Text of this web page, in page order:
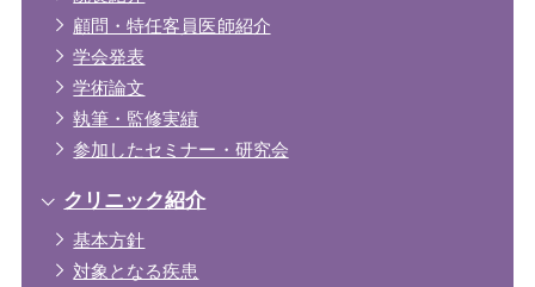
顧問・特任客員医師紹介
学会発表
学術論文
執筆・監修実績
参加したセミナー・研究会
クリニック紹介
基本方針
対象となる疾患